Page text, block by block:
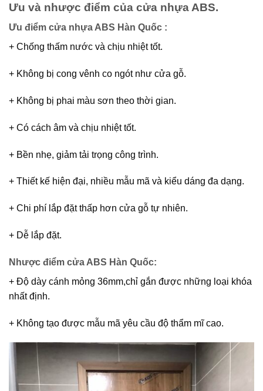
Ưu và nhược điểm của cửa nhựa ABS.
Ưu điểm cửa nhựa ABS Hàn Quốc :
+ Chống thấm nước và chịu nhiệt tốt.
+ Không bị cong vênh co ngót như cửa gỗ.
+ Không bị phai màu sơn theo thời gian.
+ Có cách âm và chịu nhiệt tốt.
+ Bền nhẹ, giảm tải trọng công trình.
+ Thiết kế hiện đại, nhiều mẫu mã và kiểu dáng đa dạng.
+ Chi phí lắp đặt thấp hơn cửa gỗ tự nhiên.
+ Dễ lắp đặt.
Nhược điểm cửa ABS Hàn Quốc:
+ Độ dày cánh mỏng 36mm,chỉ gắn được những loại khóa
nhất định.
+ Không tạo được mẫu mã yêu cầu độ thẩm mĩ cao.